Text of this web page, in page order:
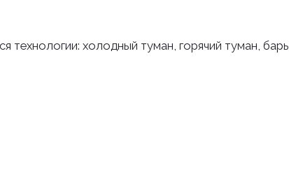
технологии: холодный туман, горячий туман,